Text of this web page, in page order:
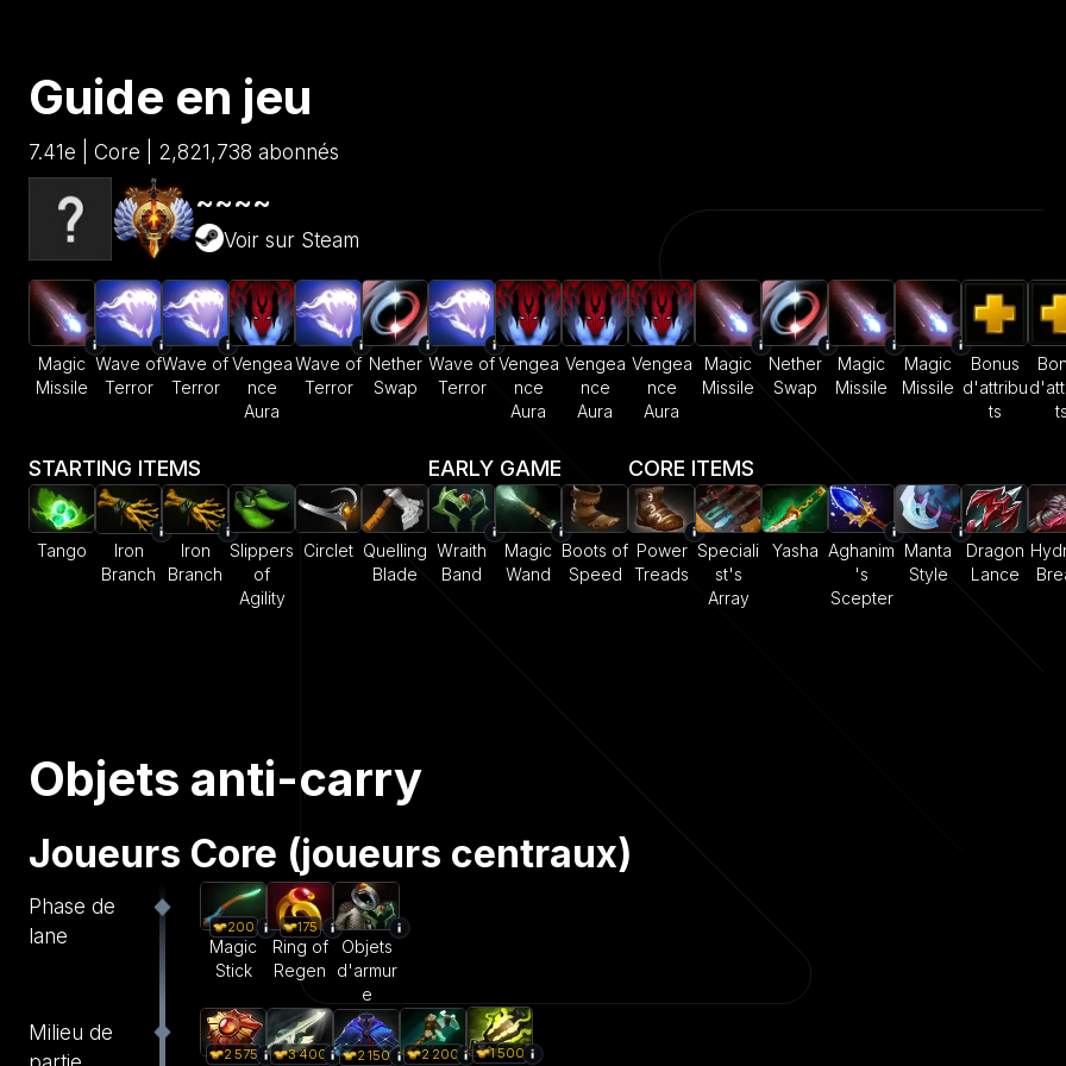
Guide en jeu
7.41e | Core | 2,821,738 abonnés
~~~~
Voir sur Steam
Magic
Missile
Wave of
Terror
Wave of
Terror
Vengea
nce
Aura
Wave of
Terror
Nether
Swap
Wave of
Terror
Vengea
nce
Aura
Vengea
nce
Aura
Vengea
nce
Aura
Magic
Missile
Nether
Swap
Magic
Missile
Magic
Missile
Bonus
d'attribu
ts
ts
STARTING ITEMS
Tango
Iron
Branch
Iron
Branch
Slippers
of
Agility
Circlet Quelling
Blade
EARLY GAME
Wraith
Band
Magic
Wand
Boots of
Speed
CORE ITEMS
Power
Treads
Speciali
st's
Array
Yasha Aghanim
's
Scepter
Manta
Style
Dragon
Lance
Objets anti-carry
Joueurs Core (joueurs centraux)
Phase de
lane
200
Magic
Stick
175
Ring of
Regen
Objets
d'armur
e
Milieu de
2 575 3 400 2 150 2 200 1 500